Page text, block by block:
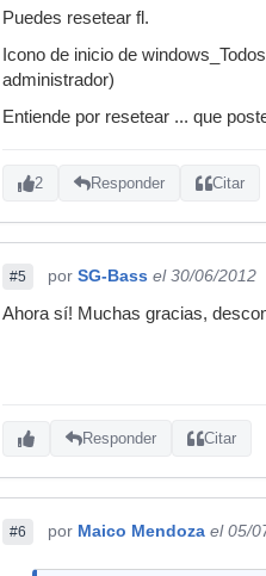
Puedes resetear fl.
Icono de inicio de
administrador)
Entiende por resetear ... que
2 Responder Citar
#5 por SG-Bass el 30/06/2012
Ahora sí! Muchas gracias,
Responder Citar
#6 por Maico Mendoza el 05/